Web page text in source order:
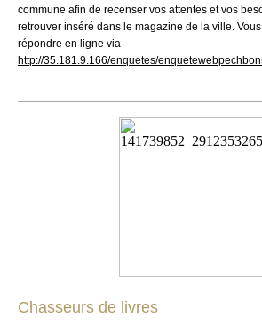
commune afin de recenser vos attentes et vos
retrouver inséré dans le magazine de la ville.
répondre en ligne via
http://35.181.9.166/enquetes/
Chasseurs de livres